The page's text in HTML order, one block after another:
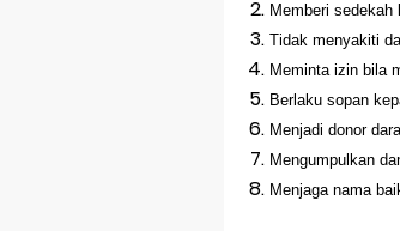
Memberi
Tidak menyakiti
Meminta izin bila
Berlaku sopan
Menjadi donor
Mengumpulkan
Menjaga nama